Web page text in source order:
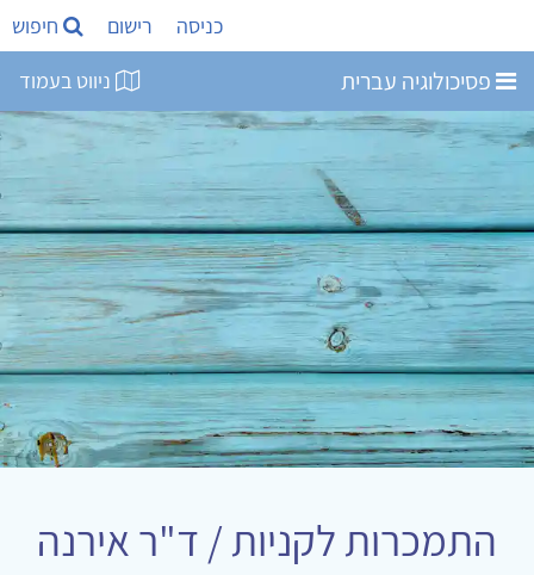
כניסה רישום חיפוש
פסיכולוגיה עברית ניווט בעמוד
התמכרות לקניות / ד"ר אירנה